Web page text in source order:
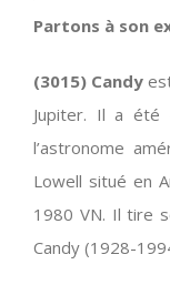
Partons à son
(3015) Candy
Jupiter. Il a été
l’astronome
Lowell situé en
1980 VN. Il tire
Candy (1928-